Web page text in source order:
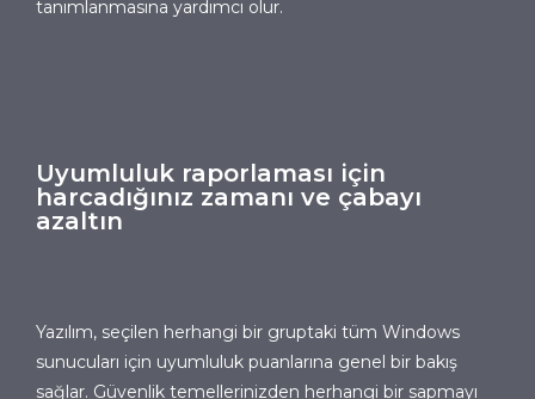
tanımlanmasına yardımcı olur.
Uyumluluk raporlaması için
harcadığınız zamanı ve çabayı
azaltın
Yazılım, seçilen herhangi bir gruptaki tüm Windows
sunucuları için uyumluluk puanlarına genel bir bakış
sağlar. Güvenlik temellerinizden herhangi bir sapmayı